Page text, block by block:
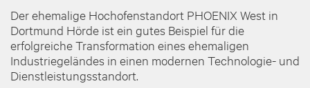
Der ehemalige Hochofenstandort PHOENIX West in
Dortmund Hörde ist ein gutes Beispiel für die
erfolgreiche Transformation eines ehemaligen
Industriegeländes in einen modernen Technologie- und
Dienstleistungsstandort.